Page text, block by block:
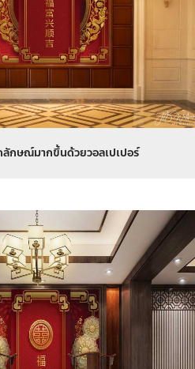
กษณ์มากขึ้นด้วยวอลเปเปอร์